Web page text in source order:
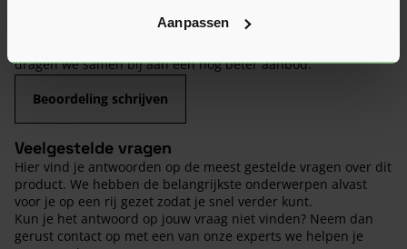
Aanpassen
Heb je zelf ervaring met dit product? Laat dan vooral een
dragen we samen bij aan een nog beter aanbod.
Beoordeling schrijven
Veelgestelde vragen
Hier vind je antwoorden op de meest gestelde vragen over dit
product. We hebben de belangrijkste onderwerpen alvast
voor je op een rij gezet zodat je snel verder kunt.
Kun je het antwoord op jouw vraag niet vinden? Neem dan
gerust contact op met een van onze experts we helpen je